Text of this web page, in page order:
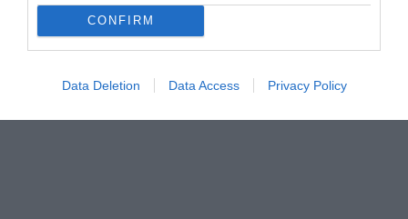
CONFIRM
Data Deletion Data Access Privacy Policy